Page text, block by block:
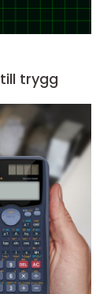
trygg